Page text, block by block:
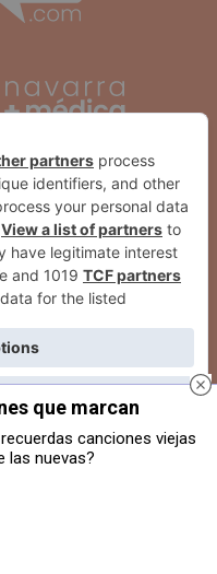
que marcan
canciones viejas
las nuevas?